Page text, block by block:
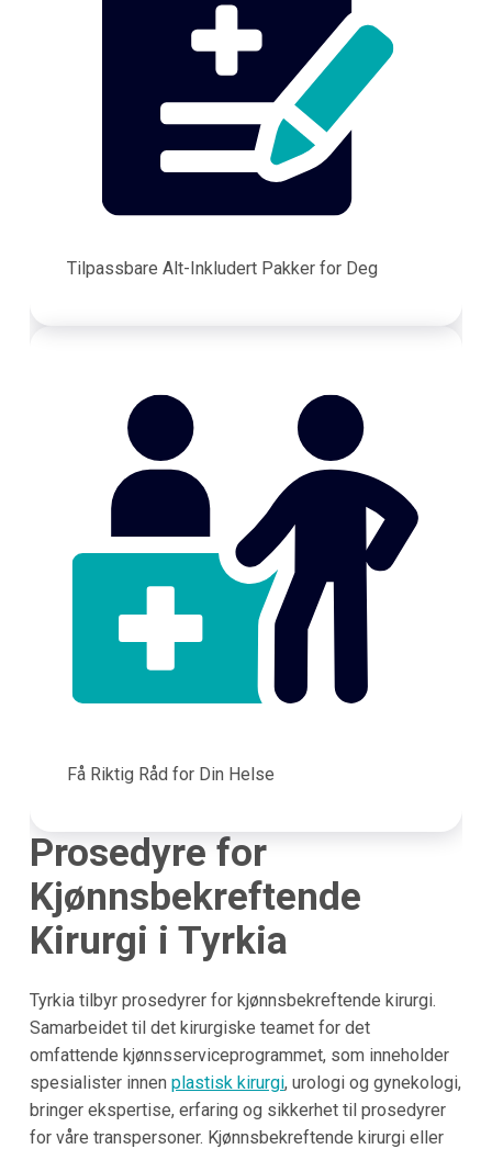
Tilpassbare Alt-Inkludert Pakker for Deg
Få Riktig Råd for Din Helse
Prosedyre for
Kjønnsbekreftende
Kirurgi i Tyrkia
Tyrkiatilbyr prosedyrer for kjønnsbekreftende kirurgi.
Samarbeidet til det kirurgiske teamet for det
omfattende kjønnsserviceprogrammet, som inneholder
spesialister innen plastisk kirurgi, urologi og gynekologi,
bringer ekspertise, erfaring og sikkerhet til prosedyrer
for våre transpersoner. Kjønnsbekreftende kirurgi eller